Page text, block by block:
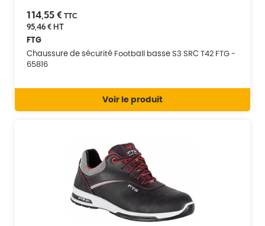
114,55 € TTC
95,46 €HT
FTG
Chaussure de sécurité Football basse S3 SRC T42 FTG -
65816
Voir le produit